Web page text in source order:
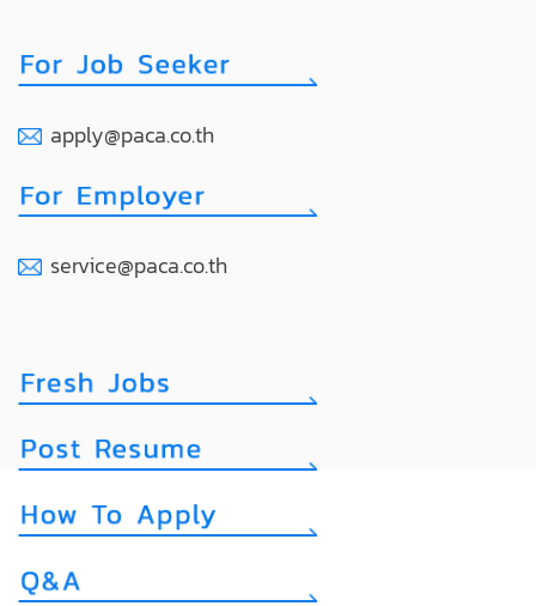
apply@paca.co.th
service@paca.co.th